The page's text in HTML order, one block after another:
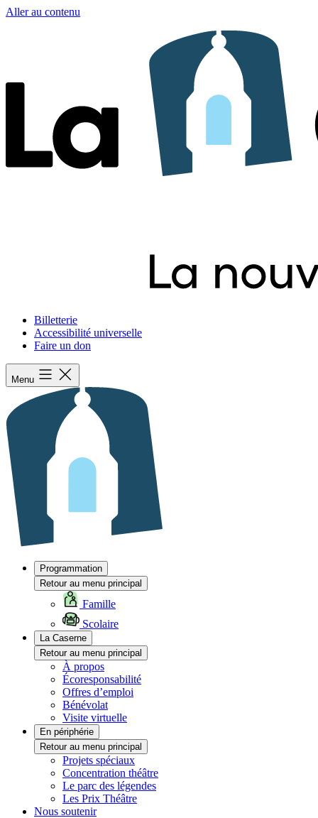
Aller au contenu
Billetterie
Accessibilité universelle
Faire un don
Menu
Programmation
Retour au menu principal
Famille
Scolaire
La Caserne
Retour au menu principal
À propos
Écoresponsabilité
Offres d’emploi
Bénévolat
Visite virtuelle
En périphérie
Retour au menu principal
Projets spéciaux
Concentration théâtre
Le parc des légendes
Les Prix Théâtre
Nous soutenir